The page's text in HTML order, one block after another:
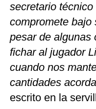
secretario
compromete bajo
pesar de algunas
fichar al jugador
cuando nos
cantidades
escrito en la